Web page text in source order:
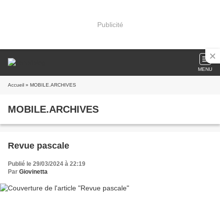
Publicité
MENU
Accueil » MOBILE.ARCHIVES
MOBILE.ARCHIVES
Revue pascale
Publié le 29/03/2024 à 22:19
Par Giovinetta